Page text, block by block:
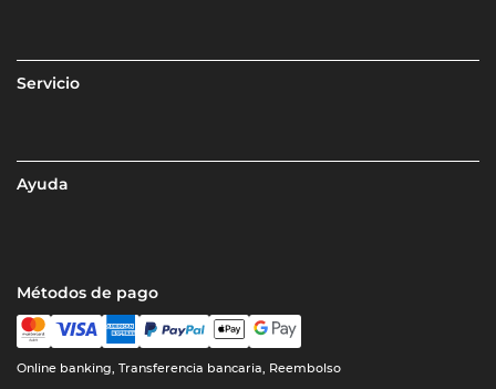
Servicio
Ayuda
Métodos de pago
Online banking, Transferencia bancaria, Reembolso